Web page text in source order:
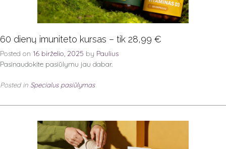
60 dienų imuniteto kursas – tik 28,99 €
Posted on 16 birželio, 2025 by Paulius
Pasinaudokite pasiūlymu jau dabar.
Posted in Specialus pasiūlymas